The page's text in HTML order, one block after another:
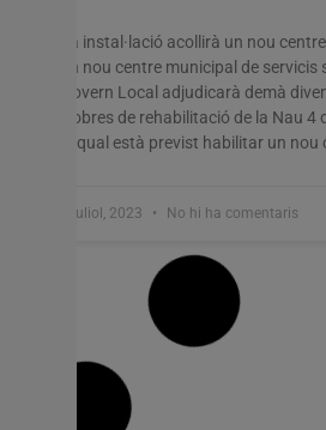
La instal·lació acollirà un nou
un nou centre municipal de
Govern Local adjudicarà demà
d’obres de rehabilitació de la Nau 4
la qual està previst habilitar un nou
6 juliol, 2023 No hi ha comentaris